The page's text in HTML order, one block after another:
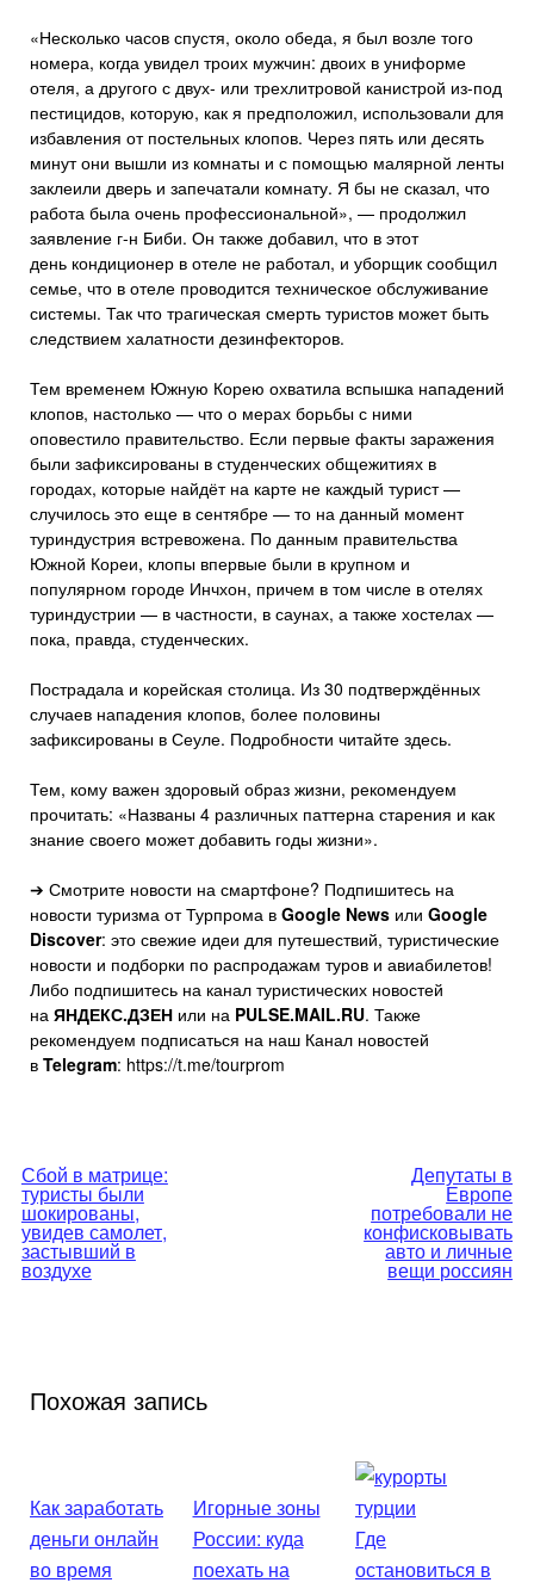
«Несколько часов спустя, около обеда, я был возле того
номера, когда увидел троих мужчин: двоих в униформе
отеля, а другого с двух- или трехлитровой канистрой из-под
пестицидов, которую, как я предположил, использовали для
избавления от постельных клопов. Через пять или десять
минут они вышли из комнаты и с помощью малярной ленты
заклеили дверь и запечатали комнату. Я бы не сказал, что
работа была очень профессиональной», — продолжил
заявление г-н Биби. Он также добавил, что в этот
день кондиционер в отеле не работал, и уборщик сообщил
семье, что в отеле проводится техническое обслуживание
системы. Так что трагическая смерть туристов может быть
следствием халатности дезинфекторов.
Тем временем Южную Корею охватила вспышка нападений
клопов, настолько — что о мерах борьбы с ними
оповестило правительство. Если первые факты заражения
были зафиксированы в студенческих общежитиях в
городах, которые найдёт на карте не каждый турист —
случилось это еще в сентябре — то на данный момент
туриндустрия встревожена. По данным правительства
Южной Кореи, клопы впервые были в крупном и
популярном городе Инчхон, причем в том числе в отелях
туриндустрии — в частности, в саунах, а также хостелах —
пока, правда, студенческих.
Пострадала и корейская столица. Из 30 подтверждённых
случаев нападения клопов, более половины
зафиксированы в Сеуле. Подробности читайте здесь.
Тем, кому важен здоровый образ жизни, рекомендуем
прочитать: «Названы 4 различных паттерна старения и как
знание своего может добавить годы жизни».
➔ Смотрите новости на смартфоне? Подпишитесь на
новости туризма от Турпрома в Google News или Google
Discover: это свежие идеи для путешествий, туристические
новости и подборки по распродажам туров и авиабилетов!
Либо подпишитесь на канал туристических новостей
на ЯНДЕКС.ДЗЕН или на PULSE.MAIL.RU. Также
рекомендуем подписаться на наш Канал новостей
в Telegram: https://t.me/tourprom
Навигация
по
записям
Сбой в матрице:
туристы были
шокированы,
увидев самолет,
застывший в
воздухе
Депутаты в
Европе
потребовали не
конфисковывать
авто и личные
вещи россиян
Похожая запись
Как заработать
деньги онлайн
во время
Игорные зоны
России: куда
поехать на
Где
остановиться в